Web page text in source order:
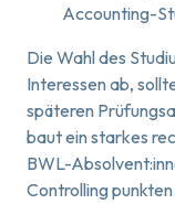
Accounting-
Die Wahl des
Interessen ab,
späteren
baut ein starkes
BWL-
Controlling punkten.